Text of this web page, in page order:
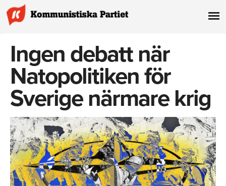
Ingen debatt när
Natopolitiken för
Sverige närmare krig